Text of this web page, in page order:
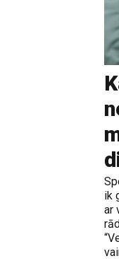
ik
ar